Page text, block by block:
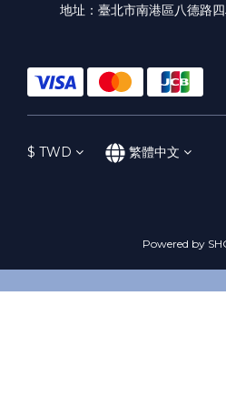
地址：臺北市南港區八德路
$ TWD 繁體中文
Powered by